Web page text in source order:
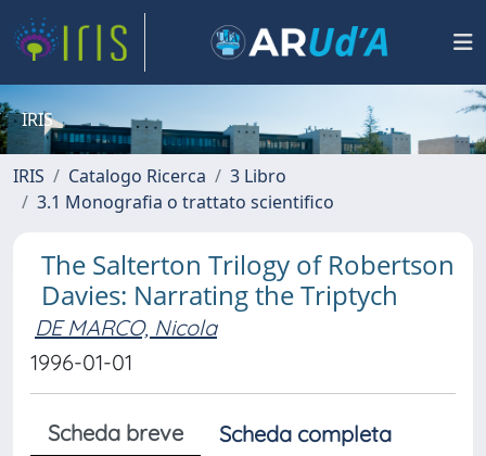
IRIS
IRIS Catalogo Ricerca
3 Libro
3.1 Monografia o trattato scientifico
The Salterton Trilogy of Robertson
Davies: Narrating the Triptych
DE MARCO, Nicola
1996-01-01
Scheda breve
Scheda completa